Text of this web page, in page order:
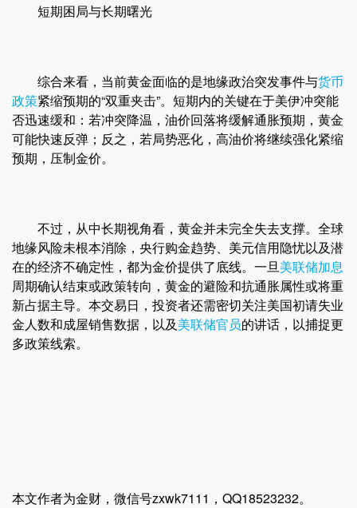
短期困局与长期曙光
综合来看，当前黄金面临的是地缘政治突发事件与货币
政策紧缩预期的“双重夹击”。短期内的关键在于美伊冲突能
否迅速缓和：若冲突降温，油价回落将缓解通胀预期，黄金
可能快速反弹；反之，若局势恶化，高油价将继续强化紧缩
预期，压制金价。
不过，从中长期视角看，黄金并未完全失去支撑。全球
地缘风险未根本消除，央行购金趋势、美元信用隐忧以及潜
在的经济不确定性，都为金价提供了底线。一旦美联储加息
周期确认结束或政策转向，黄金的避险和抗通胀属性或将重
新占据主导。本交易日，投资者还需密切关注美国初请失业
金人数和成屋销售数据，以及美联储官员的讲话，以捕捉更
多政策线索。
本文作者为金财，微信号zxwk7111，QQ18523232。